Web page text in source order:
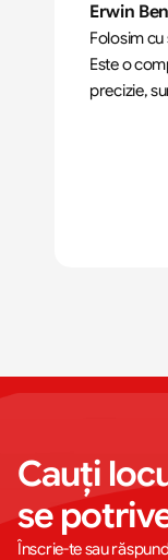
Erwin
Folosim cu
Este o
precizie,
Cauți
se
Înscrie-te sau